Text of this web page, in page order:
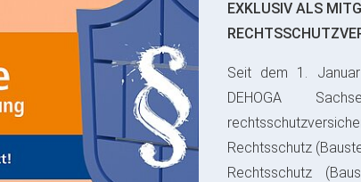
EXKLUSIV ALS
Seit dem 1.
DEHOGA
Rechtsschutz
Rechtsschutz